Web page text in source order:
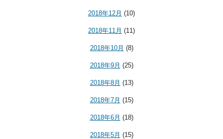
2018年12月 (10)
2018年11月 (11)
2018年10月 (8)
2018年9月 (25)
2018年8月 (13)
2018年7月 (15)
2018年6月 (18)
2018年5月 (15)